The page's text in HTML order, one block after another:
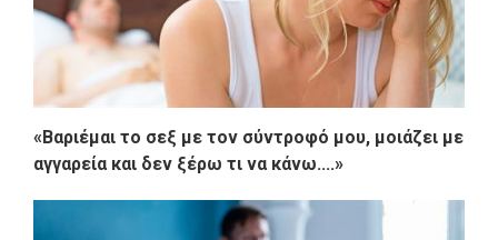
«Βαριέμαι το σεξ με τον σύντροφό μου, μοιάζει με
αγγαρεία και δεν ξέρω τι να κάνω....»